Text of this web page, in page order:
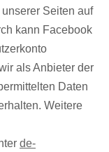
Seiten auf
kann Facebook
als Anbieter der
Daten
Weitere
de-